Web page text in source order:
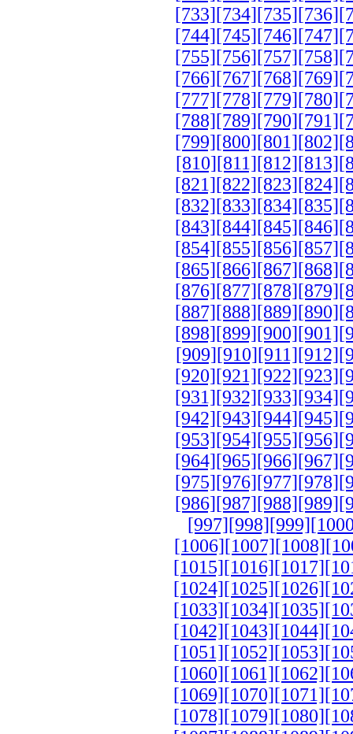
[733] [734] [735] [736]
[744] [745] [746] [747]
[755] [756] [757] [758]
[766] [767] [768] [769]
[777] [778] [779] [780]
[788] [789] [790] [791]
[799] [800] [801] [802]
[810] [811] [812] [813]
[821] [822] [823] [824]
[832] [833] [834] [835]
[843] [844] [845] [846]
[854] [855] [856] [857]
[865] [866] [867] [868]
[876] [877] [878] [879]
[887] [888] [889] [890]
[898] [899] [900] [901]
[909] [910] [911] [912]
[920] [921] [922] [923]
[931] [932] [933] [934]
[942] [943] [944] [945]
[953] [954] [955] [956]
[964] [965] [966] [967]
[975] [976] [977] [978]
[986] [987] [988] [989]
[997] [998] [999]
[1006] [1007] [1008]
[1015] [1016] [1017]
[1024] [1025] [1026]
[1033] [1034] [1035]
[1042] [1043] [1044]
[1051] [1052] [1053]
[1060] [1061] [1062]
[1069] [1070] [1071]
[1078] [1079] [1080]